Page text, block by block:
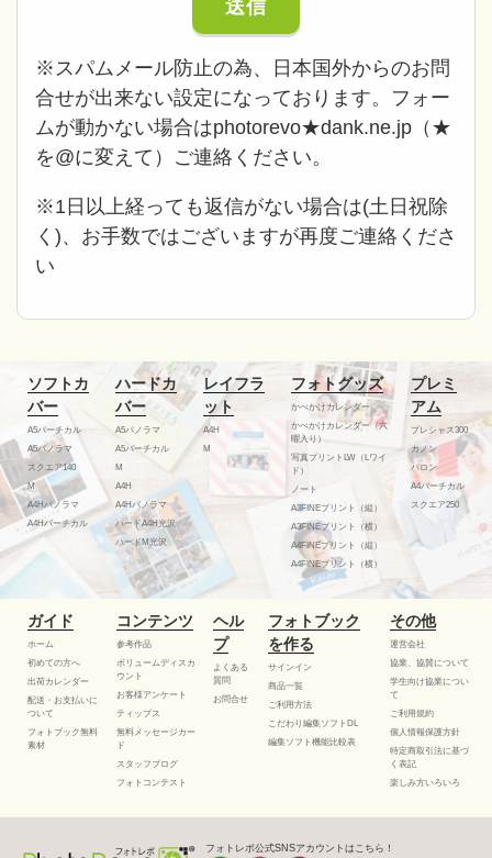
※スパムメール防止の為、日本国外からのお問
合せが出来ない設定になっております。フォー
ムが動かない場合はphotorevo★dank.ne.jp（★
を@に変えて）ご連絡ください。
※1日以上経っても返信がない場合は(土日祝除
く)、お手数ではございますが再度ご連絡くださ
い
ソフトカ
バー
A5バーチカル
A5パノラマ
スクエア140
M
A4Hパノラマ
A4Hバーチカル
ハードカ
バー
A5パノラマ
A5バーチカル
M
A4H
A4Hパノラマ
ハードA4H光沢
ハードM光沢
レイフラ
ット
A4H
M
フォトグッズ
かべかけカレンダー
かべかけカレンダー（六
曜入り）
写真プリントLW（Lワイ
ド）
ノート
A3FINEプリント（縦）
A3FINEプリント（横）
A4FINEプリント（縦）
A4FINEプリント（横）
プレミ
アム
プレシャス300
カノン
バロン
A4バーチカル
スクエア250
ガイド
ホーム
初めての方へ
出荷カレンダー
配送・お支払いに
ついて
フォトブック無料
素材
コンテンツ
参考作品
ボリュームディスカ
ウント
お客様アンケート
ティップス
無料メッセージカー
ド
スタッフブログ
フォトコンテスト
ヘル
プ
よくある
質問
お問合せ
フォトブック
を作る
サインイン
商品一覧
ご利用方法
こだわり編集ソフトDL
編集ソフト機能比較表
その他
運営会社
協業、協賛について
学生向け協業につい
て
ご利用規約
個人情報保護方針
特定商取引法に基づ
く表記
楽しみ方いろいろ
フォトレボ公式SNSアカウントはこちら！